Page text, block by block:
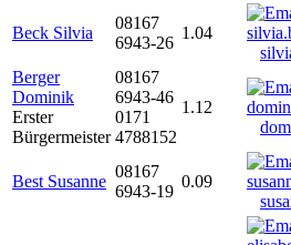
Beck Silvia
08167
6943-26
1.04
Berger
Dominik
Erster
Bürgermeister
08167
6943-46
0171
4788152
1.12
Best Susanne
08167
6943-19
0.09